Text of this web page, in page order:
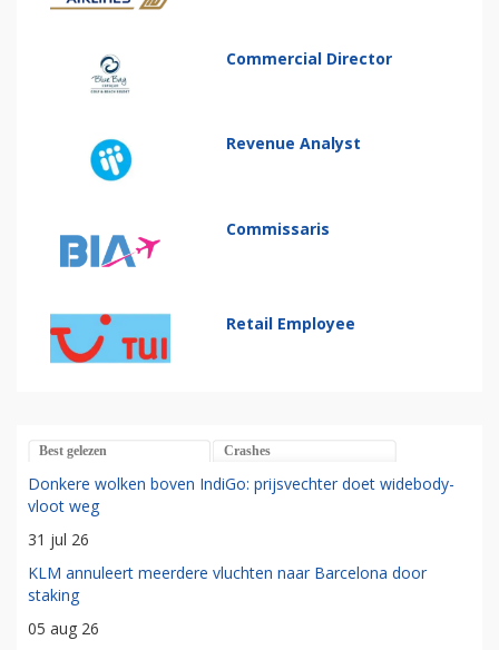
Commercial Director
Revenue Analyst
Commissaris
Retail Employee
Best gelezen Crashes
Donkere wolken boven IndiGo: prijsvechter doet widebody-
vloot weg
31 jul 26
KLM annuleert meerdere vluchten naar Barcelona door
staking
05 aug 26